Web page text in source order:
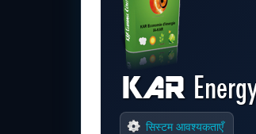
सिस्टम आवश्यकताएँ